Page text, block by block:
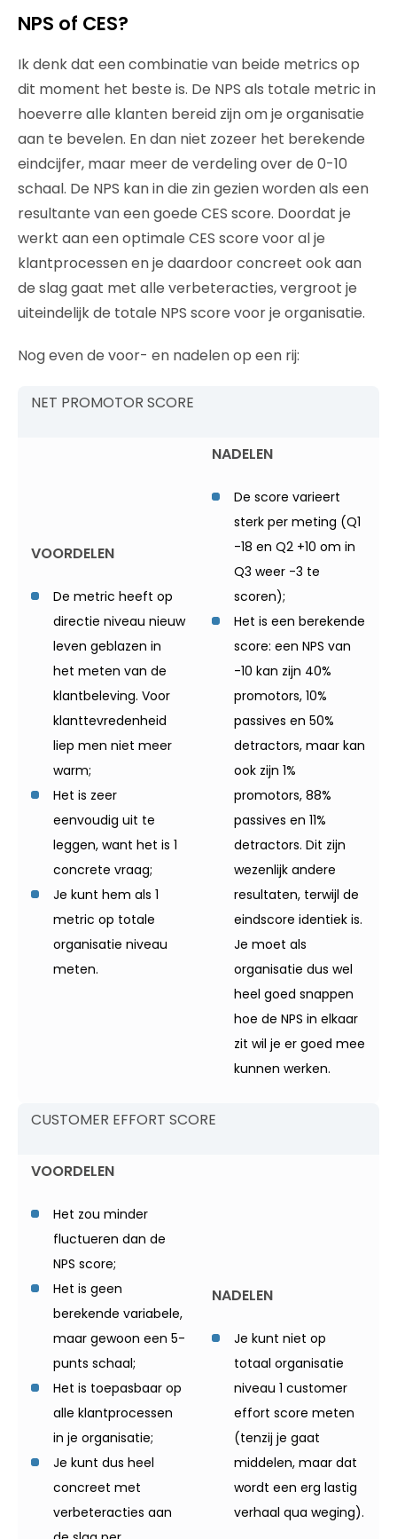
NPS of CES?
Ik denk dat een combinatie van beide metrics op
dit moment het beste is. De NPS als totale metric in
hoeverre alle klanten bereid zijn om je organisatie
aan te bevelen. En dan niet zozeer het berekende
eindcijfer, maar meer de verdeling over de 0-10
schaal. De NPS kan in die zin gezien worden als een
resultante van een goede CES score. Doordat je
werkt aan een optimale CES score voor al je
klantprocessen en je daardoor concreet ook aan
de slag gaat met alle verbeteracties, vergroot je
uiteindelijk de totale NPS score voor je organisatie.
Nog even de voor- en nadelen op een rij:
NET PROMOTOR SCORE
VOORDELEN
De metric heeft op
directie niveau nieuw
leven geblazen in
het meten van de
klantbeleving. Voor
klanttevredenheid
liep men niet meer
warm;
Het is zeer
eenvoudig uit te
leggen, want het is 1
concrete vraag;
Je kunt hem als 1
metric op totale
organisatie niveau
meten.
NADELEN
De score varieert
sterk per meting (Q1
-18 en Q2 +10 om in
Q3 weer -3 te
scoren);
Het is een berekende
score: een NPS van
-10 kan zijn 40%
promotors, 10%
passives en 50%
detractors, maar kan
ook zijn 1%
promotors, 88%
passives en 11%
detractors. Dit zijn
wezenlijk andere
resultaten, terwijl de
eindscore identiek is.
Je moet als
organisatie dus wel
heel goed snappen
hoe de NPS in elkaar
zit wil je er goed mee
kunnen werken.
CUSTOMER EFFORT SCORE
VOORDELEN
Het zou minder
fluctueren dan de
NPS score;
Het is geen
berekende variabele,
maar gewoon een 5-
punts schaal;
Het is toepasbaar op
alle klantprocessen
in je organisatie;
Je kunt dus heel
concreet met
verbeteracties aan
NADELEN
Je kunt niet op
totaal organisatie
niveau 1 customer
effort score meten
(tenzij je gaat
middelen, maar dat
wordt een erg lastig
verhaal qua weging).